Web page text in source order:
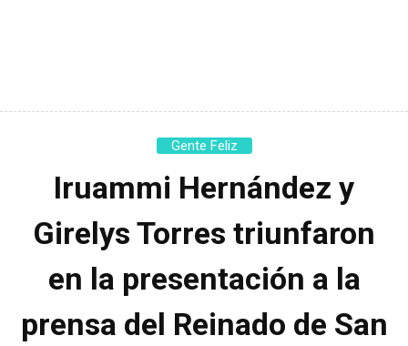
Gente Feliz
Iruammi Hernández y
Girelys Torres triunfaron
en la presentación a la
prensa del Reinado de San